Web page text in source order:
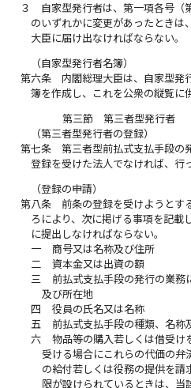
３
自家型発行者は、第一項各号（
のいずれかに変更があったときは
大臣に届け出なければならない。
（自家型発行者名簿）
第六条
内閣総理大臣は、自家型発
簿を作成し、これを公衆の縦覧に
第三節 第三者型発行者
（第三者型発行者の登録）
第七条
第三者型前払式支払手段の
登録を受けた法人でなければ、行
（登録の申請）
第八条
前条の登録を受けようとす
ろにより、次に掲げる事項を記載
に提出しなければならない。
一
商号又は名称及び住所
二
資本金又は出資の額
三
前払式支払手段の発行の業務
及び所在地
四
役員の氏名又は名称
五
前払式支払手段の種類、名称
六
物品等の購入若しくは借受け
受ける場合にこれらの代価の
の給付若しくは役務の提供を
限が設けられているときは、当